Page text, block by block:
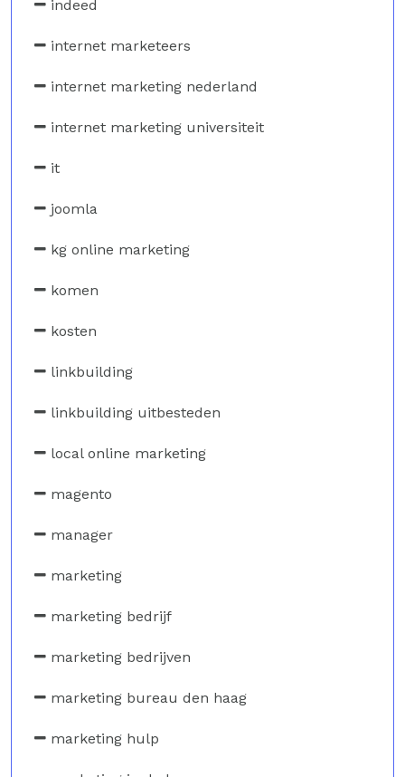
indeed
internet marketeers
internet marketing nederland
internet marketing universiteit
it
joomla
kg online marketing
komen
kosten
linkbuilding
linkbuilding uitbesteden
local online marketing
magento
manager
marketing
marketing bedrijf
marketing bedrijven
marketing bureau den haag
marketing hulp